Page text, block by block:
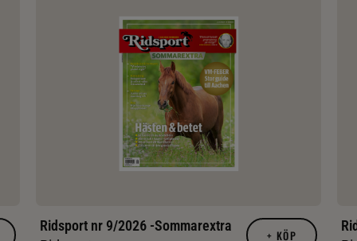
Ridsport nr 9/2026 -Sommarextra
+ KÖP